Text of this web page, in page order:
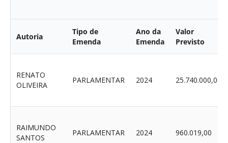
Autoria
Tipo de
Emenda
Ano da
Emenda
Valor
Previsto
RENATO
OLIVEIRA
PARLAMENTAR 2024 25.740.000,00
RAIMUNDO
SANTOS
PARLAMENTAR 2024 960.019,00